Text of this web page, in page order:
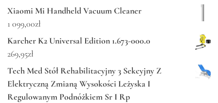
Xiaomi Mi Handheld Vacuum Cleaner
1 099,00zł
Karcher K2 Universal Edition 1.673-000.0
269,95zł
Tech Med Stół Rehabilitacyjny 3 Sekcyjny Z
Elektryczną Zmianą Wysokości Leżyska I
Regulowanym Podnóżkiem Sr I Rp